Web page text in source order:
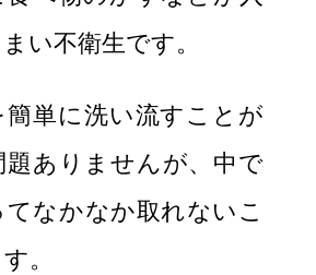
い不衛生です。
単に洗い流すことが
題ありませんが、中で
なかなか取れないこ
。